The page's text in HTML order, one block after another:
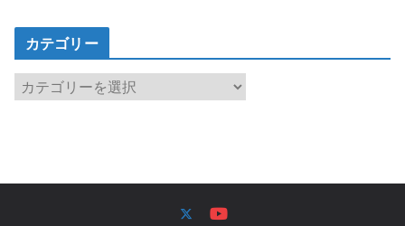
カテゴリー
カ
テ